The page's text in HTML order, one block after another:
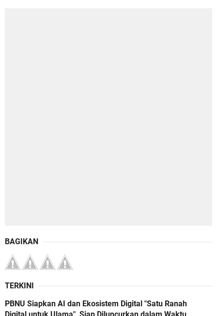
BAGIKAN
TERKINI
PBNU Siapkan AI dan Ekosistem Digital "Satu Ranah